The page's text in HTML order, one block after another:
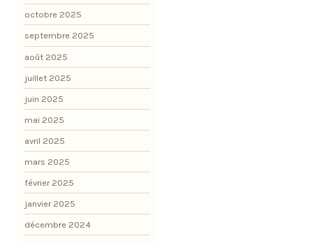
octobre 2025
septembre 2025
août 2025
juillet 2025
juin 2025
mai 2025
avril 2025
mars 2025
février 2025
janvier 2025
décembre 2024